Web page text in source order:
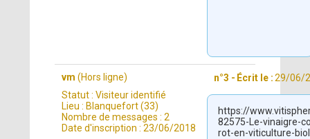
vm (Hors ligne)
Statut : Visiteur identifié
Lieu : Blanquefort (33)
Nombre de messages : 2
Date d'inscription : 23/06/2018
n°3 - Écrit le :29/06/
https://
82575-Le-vinaigre-
rot-en-viticulture-